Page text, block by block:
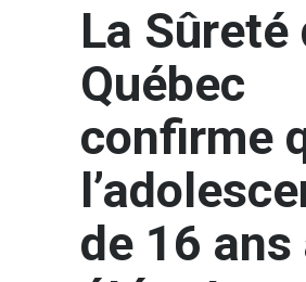
La Sûreté
Québec
confirme
de 16 ans